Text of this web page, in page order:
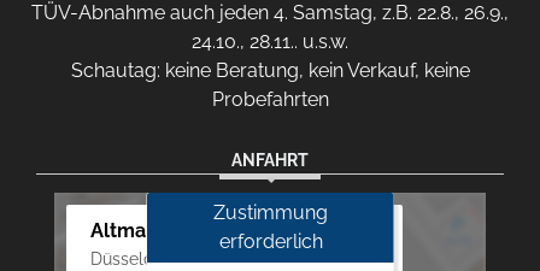
TÜV-Abnahme auch jeden 4. Samstag, z.B. 22.8., 26.9.,
24.10., 28.11.. u.s.w.
Schautag: keine Beratung, kein Verkauf, keine
Probefahrten
ANFAHRT
Altmann Autoland
Düsseldorfer Str. 69 - 79, 42781 Haan
Zustimmung
erforderlich